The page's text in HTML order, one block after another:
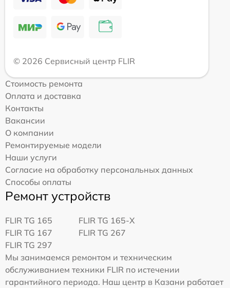
© 2026 Сервисный центр FLIR
Стоимость ремонта
Оплата и доставка
Контакты
Вакансии
О компании
Ремонтируемые модели
Наши услуги
Согласие на обработку персональных данных
Способы оплаты
Ремонт устройств
FLIR TG 165
FLIR TG 165-X
FLIR TG 167
FLIR TG 267
FLIR TG 297
Мы занимаемся ремонтом и техническим
обслуживанием техники FLIR по истечении
гарантийного периода. Наш центр в Казани работает